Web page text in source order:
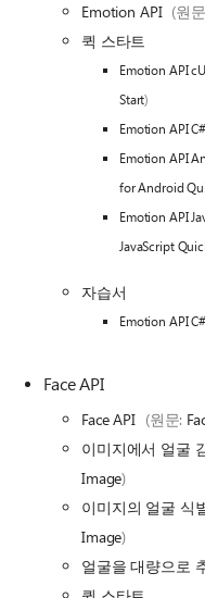
Emotion API (원
퀵 스타트
Emotion API
Start)
Emotion API
Emotion API
for Android
Emotion API
JavaScript
자습서
Emotion API
Face API
Face API (원문:
이미지에서 얼굴
Image)
이미지의 얼굴 식
Image)
얼굴을 대량으로